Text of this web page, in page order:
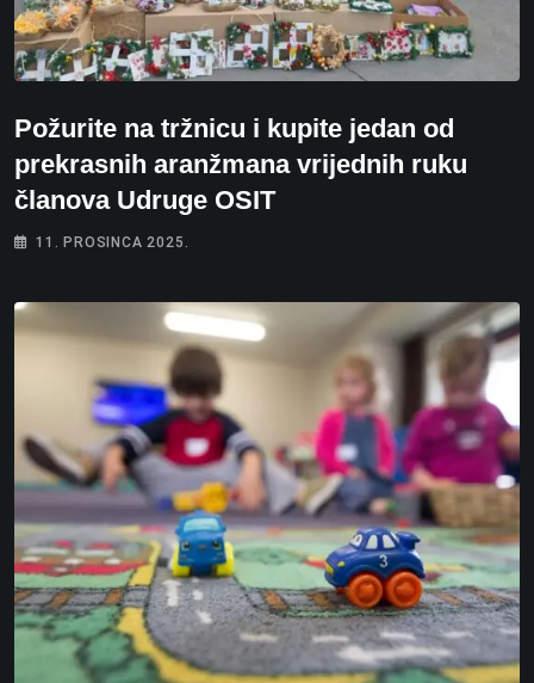
Požurite na tržnicu i kupite jedan od
prekrasnih aranžmana vrijednih ruku
članova Udruge OSIT
11. PROSINCA 2025.